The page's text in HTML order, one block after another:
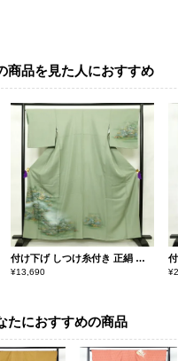
商品を見た人におすすめ
付け下げ しつけ糸付き 正絹 風景柄 袷仕立て 身丈159cm 裄丈68cm 箔 緑・うぐいす色
¥13,690 ¥
たにおすすめの商品